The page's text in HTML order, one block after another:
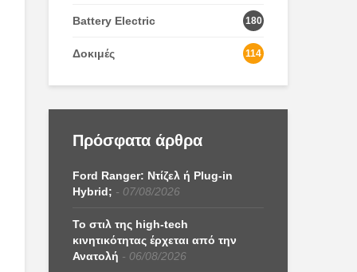
Battery Electric 180
Δοκιμές 114
Πρόσφατα άρθρα
Ford Ranger: Ντίζελ ή Plug-in
Hybrid;
07/08/2026
Το στιλ της high-tech
κινητικότητας έρχεται από την
Ανατολή
06/08/2026